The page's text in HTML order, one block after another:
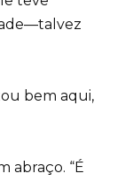
bem aqui,
abraço. “É